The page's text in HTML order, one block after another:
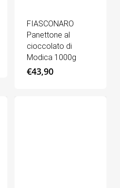
FIASCONARO
Panettone al
cioccolato di
Modica 1000g
€43,90